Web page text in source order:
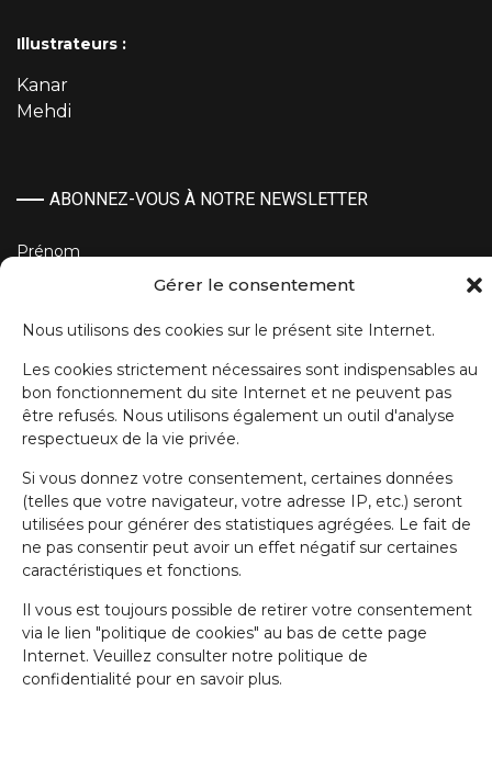
Gérer le consentement
Nous utilisons des cookies sur le présent site Internet.
Les cookies strictement nécessaires sont indispensables au
bon fonctionnement du site Internet et ne peuvent pas
être refusés. Nous utilisons également un outil d'analyse
respectueux de la vie privée.
Si vous donnez votre consentement, certaines données
(telles que votre navigateur, votre adresse IP, etc.) seront
utilisées pour générer des statistiques agrégées. Le fait de
ne pas consentir peut avoir un effet négatif sur certaines
caractéristiques et fonctions.
Il vous est toujours possible de retirer votre consentement
via le lien "politique de cookies" au bas de cette page
Internet. Veuillez consulter notre politique de
confidentialité pour en savoir plus.
Illustrateurs :
Kanar
Mehdi
ABONNEZ-VOUS À NOTRE NEWSLETTER
Prénom
Nom de famille
E-mail
J'accepte la politique de confidentialité.
IRW-CGSP 2024 / Responsable: Patrick Lebrun, Rue de Namur 47 –
5000 BEEZ / Webmaster :Olivier Girardi/ Website by